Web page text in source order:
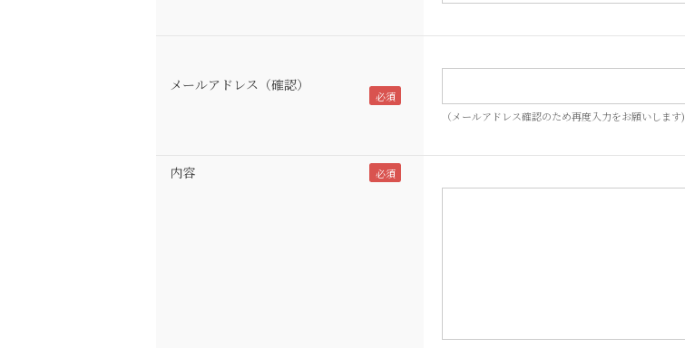
メールアドレス（確認）
（メールアドレス確認のため再度入力をお願いします)
内容